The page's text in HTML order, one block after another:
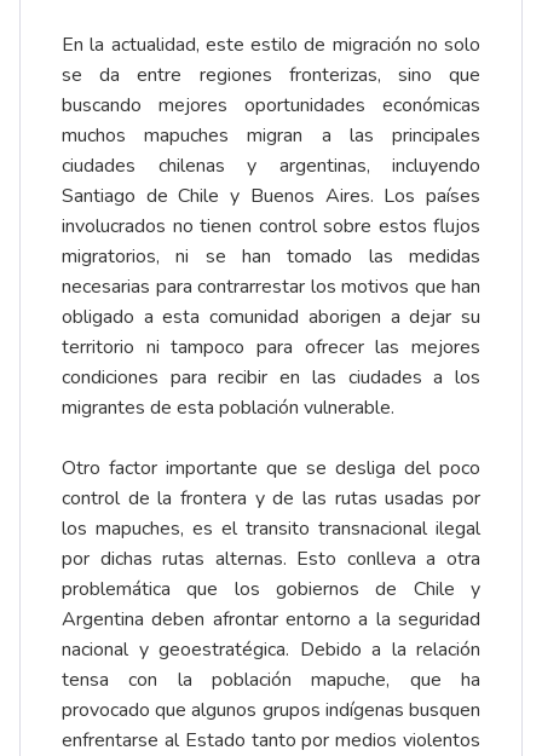
En la actualidad, este estilo de migración no solo
se da entre regiones fronterizas, sino que
buscando mejores oportunidades económicas
muchos mapuches migran a las principales
ciudades chilenas y argentinas, incluyendo
Santiago de Chile y Buenos Aires. Los países
involucrados no tienen control sobre estos flujos
migratorios, ni se han tomado las medidas
necesarias para contrarrestar los motivos que han
obligado a esta comunidad aborigen a dejar su
territorio ni tampoco para ofrecer las mejores
condiciones para recibir en las ciudades a los
migrantes de esta población vulnerable.
Otro factor importante que se desliga del poco
control de la frontera y de las rutas usadas por
los mapuches, es el transito transnacional ilegal
por dichas rutas alternas. Esto conlleva a otra
problemática que los gobiernos de Chile y
Argentina deben afrontar entorno a la seguridad
nacional y geoestratégica. Debido a la relación
tensa con la población mapuche, que ha
provocado que algunos grupos indígenas busquen
enfrentarse al Estado tanto por medios violentos